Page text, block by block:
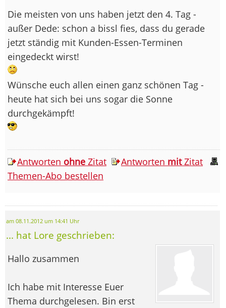
Die meisten von uns haben jetzt den 4. Tag -
außer Dede: schon a bissl fies, dass du gerade
jetzt ständig mit Kunden-Essen-Terminen
eingedeckt wirst!
Wünsche euch allen einen ganz schönen Tag -
heute hat sich bei uns sogar die Sonne
durchgekämpft!
Antworten ohne Zitat Antworten mitZitat
Themen-Abo bestellen
am 08.11.2012 um 14:41 Uhr
... hat Lore geschrieben:
Hallo zusammen
Ich habe mit Interesse Euer
Thema durchgelesen. Bin erst